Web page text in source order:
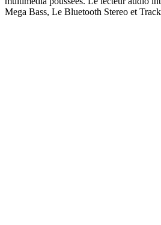
Mega Bass, Le Bluetooth Stereo et